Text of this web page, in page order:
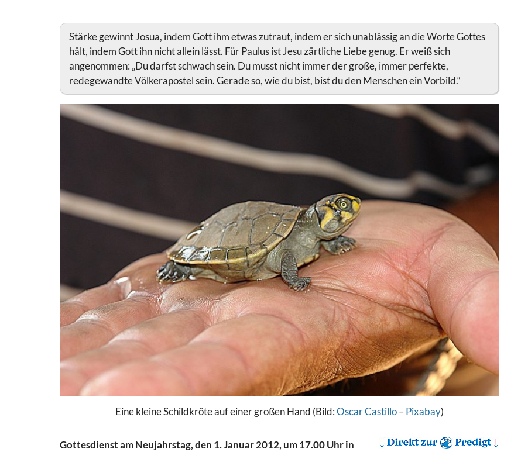
Stärke gewinnt Josua, indem Gott ihm etwas zutraut, indem er sich unablässig an die Worte Gottes
hält, indem Gott ihn nicht allein lässt. Für Paulus ist Jesu zärtliche Liebe genug. Er weiß sich
angenommen: „Du darfst schwach sein. Du musst nicht immer der große, immer perfekte,
redegewandte Völkerapostel sein. Gerade so, wie du bist, bist du den Menschen ein Vorbild.“
Eine kleine Schildkröte auf einer großen Hand (Bild:Oscar Castillo–Pixabay)
Gottesdienst am Neujahrstag, den 1. Januar 2012, um 17.00 Uhr in